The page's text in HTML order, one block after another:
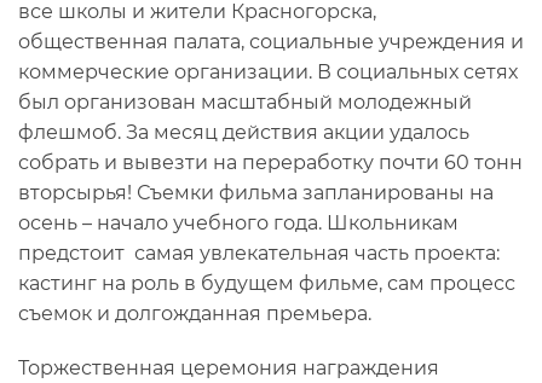
все школы и жители Красногорска,
общественная палата, социальные учреждения и
коммерческие организации. В социальных сетях
был организован масштабный молодежный
флешмоб. За месяц действия акции удалось
собрать и вывезти на переработку почти 60 тонн
вторсырья! Съемки фильма запланированы на
осень – начало учебного года. Школьникам
предстоит самая увлекательная часть проекта:
кастинг на роль в будущем фильме, сам процесс
съемок и долгожданная премьера.
Торжественная церемония награждения